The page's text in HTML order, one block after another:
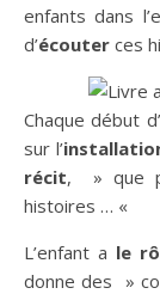
enfants dans
d’écouter ces
Chaque début
sur l’
récit, » que
histoires … «
L’enfant a le
donne des »